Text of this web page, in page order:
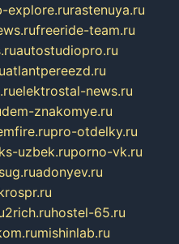
explore.rurastenuya.ru
freeride-team.ru
autostudiopro.ru
atlantpereezd.ru
elektrostal-news.ru
znakomye.ru
pro-otdelky.ru
uzbek.ruporno-vk.ru
adonyev.ru
2rich.ruhostel-65.ru
mishinlab.ru